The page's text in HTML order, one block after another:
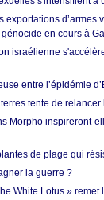
exportations d’armes
en cours à
israélienne
entre l’épidémie
tente de
Morpho inspireront-
de plage qui
la guerre ?
White Lotus »